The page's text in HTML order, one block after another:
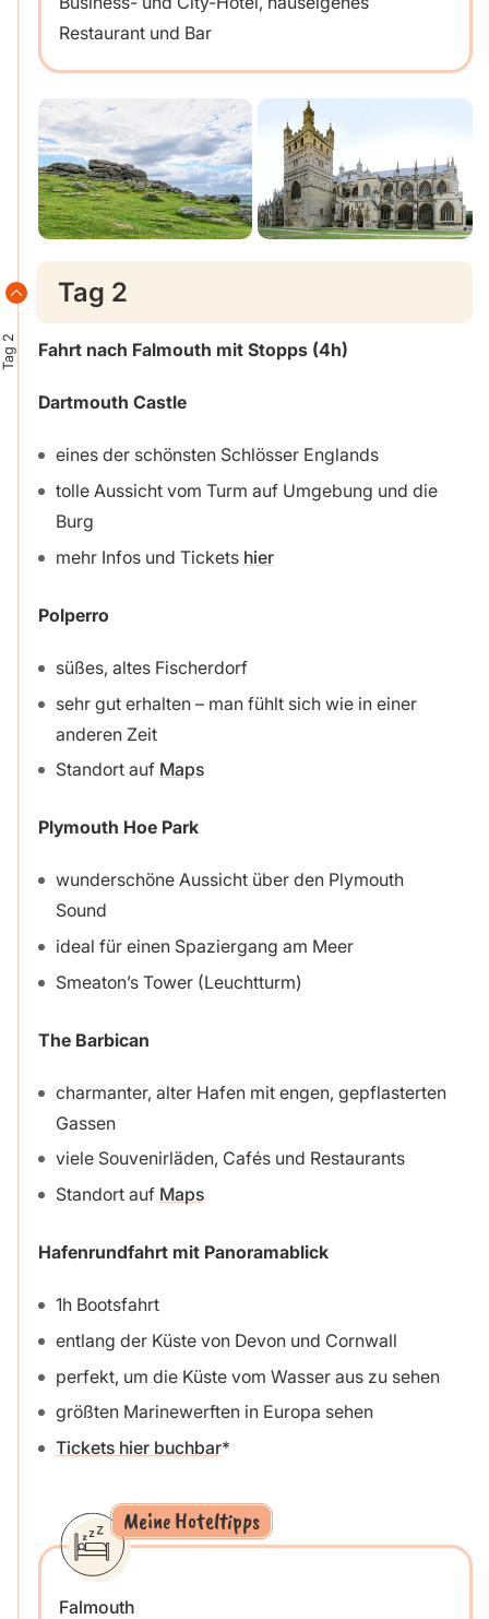
Restaurant und Bar
Tag 2
Tag 2
Fahrt nach Falmouth mit Stopps (4h)
Dartmouth Castle
eines der schönsten Schlösser Englands
tolle Aussicht vom Turm auf Umgebung und die
Burg
mehr Infos und Tickets hier
Polperro
süßes, altes Fischerdorf
sehr gut erhalten – man fühlt sich wie in einer
anderen Zeit
Standort auf Maps
Plymouth Hoe Park
wunderschöne Aussicht über den Plymouth
Sound
ideal für einen Spaziergang am Meer
Smeaton’s Tower (Leuchtturm)
The Barbican
charmanter, alter Hafen mit engen, gepflasterten
Gassen
viele Souvenirläden, Cafés und Restaurants
Standort auf Maps
Hafenrundfahrt mit Panoramablick
1h Bootsfahrt
entlang der Küste von Devon und Cornwall
perfekt, um die Küste vom Wasser aus zu sehen
größten Marinewerften in Europa sehen
Tickets hier buchbar
Meine Hoteltipps
Falmouth